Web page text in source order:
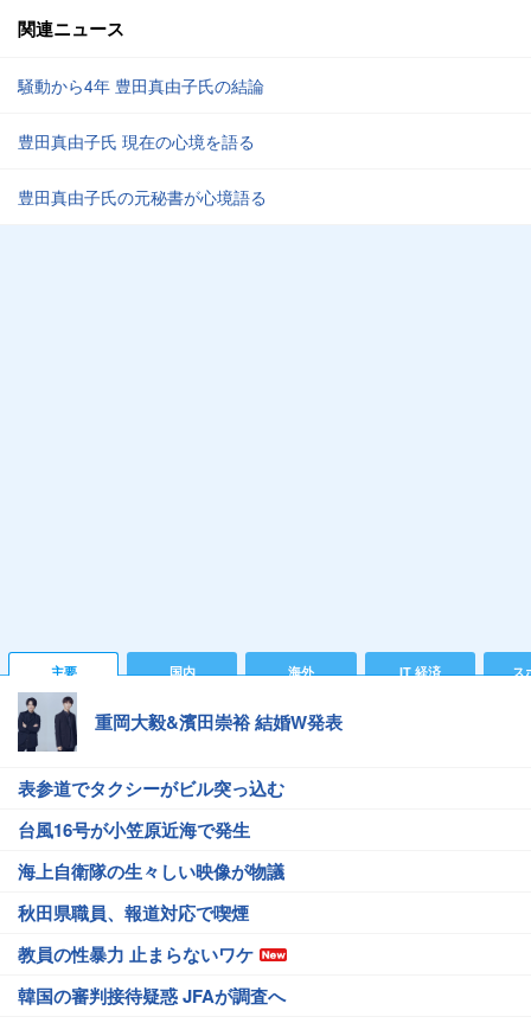
関連ニュース
騒動から4年 豊田真由子氏の結論
豊田真由子氏 現在の心境を語る
豊田真由子氏の元秘書が心境語る
主要 国内 海外 IT 経済 ス
重岡大毅&濱田崇裕 結婚W発表
表参道でタクシーがビル突っ込む
台風16号が小笠原近海で発生
海上自衛隊の生々しい映像が物議
秋田県職員、報道対応で喫煙
教員の性暴力 止まらないワケ
韓国の審判接待疑惑 JFAが調査へ